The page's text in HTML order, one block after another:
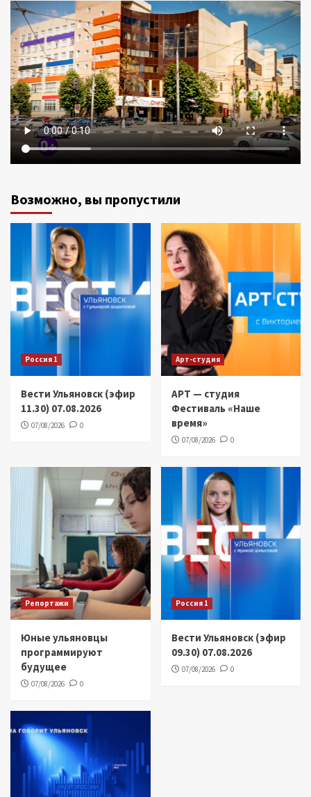
Возможно, вы пропустили
Россия 1
Вести Ульяновск (эфир
11.30) 07.08.2026
07/08/2026 0
Арт-студия
АРТ — студия
Фестиваль «Наше
время»
07/08/2026 0
Репортажи
Юные ульяновцы
программируют
будущее
07/08/2026 0
Россия 1
Вести Ульяновск (эфир
09.30) 07.08.2026
07/08/2026 0